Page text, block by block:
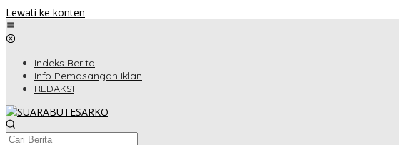
Lewati ke konten
Indeks Berita
Info Pemasangan Iklan
REDAKSI